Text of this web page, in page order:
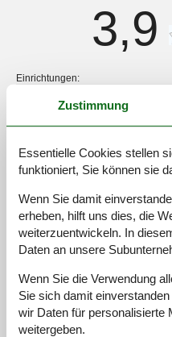
3,9
Einrichtungen:
Reinigung:
Freundlichkeit:
Preis-Leistung:
Externe
Keine detaillierten
Siehe
Sonnenstand über
Zustimmung
Essentielle Cookies stellen
funktioniert, Sie können sie
Wenn Sie damit
erheben, hilft uns dies, die
weiterzuentwickeln. In
Daten an unsere
Wenn Sie die Verwendung
Sie sich damit
wir Daten für personalisierte
weitergeben.